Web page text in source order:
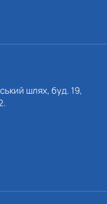
шлях, буд. 19,